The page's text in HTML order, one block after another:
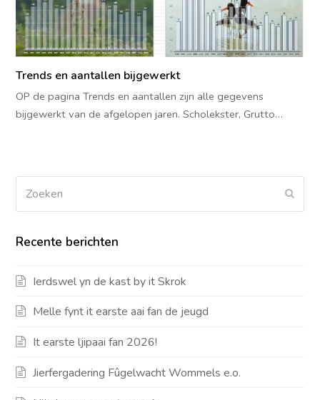
Trends en aantallen bijgewerkt
OP de pagina Trends en aantallen zijn alle gegevens
bijgewerkt van de afgelopen jaren. Scholekster, Grutto…
Recente berichten
Ierdswel yn de kast by it Skrok
Melle fynt it earste aai fan de jeugd
It earste ljipaai fan 2026!
Jierfergadering Fûgelwacht Wommels e.o.